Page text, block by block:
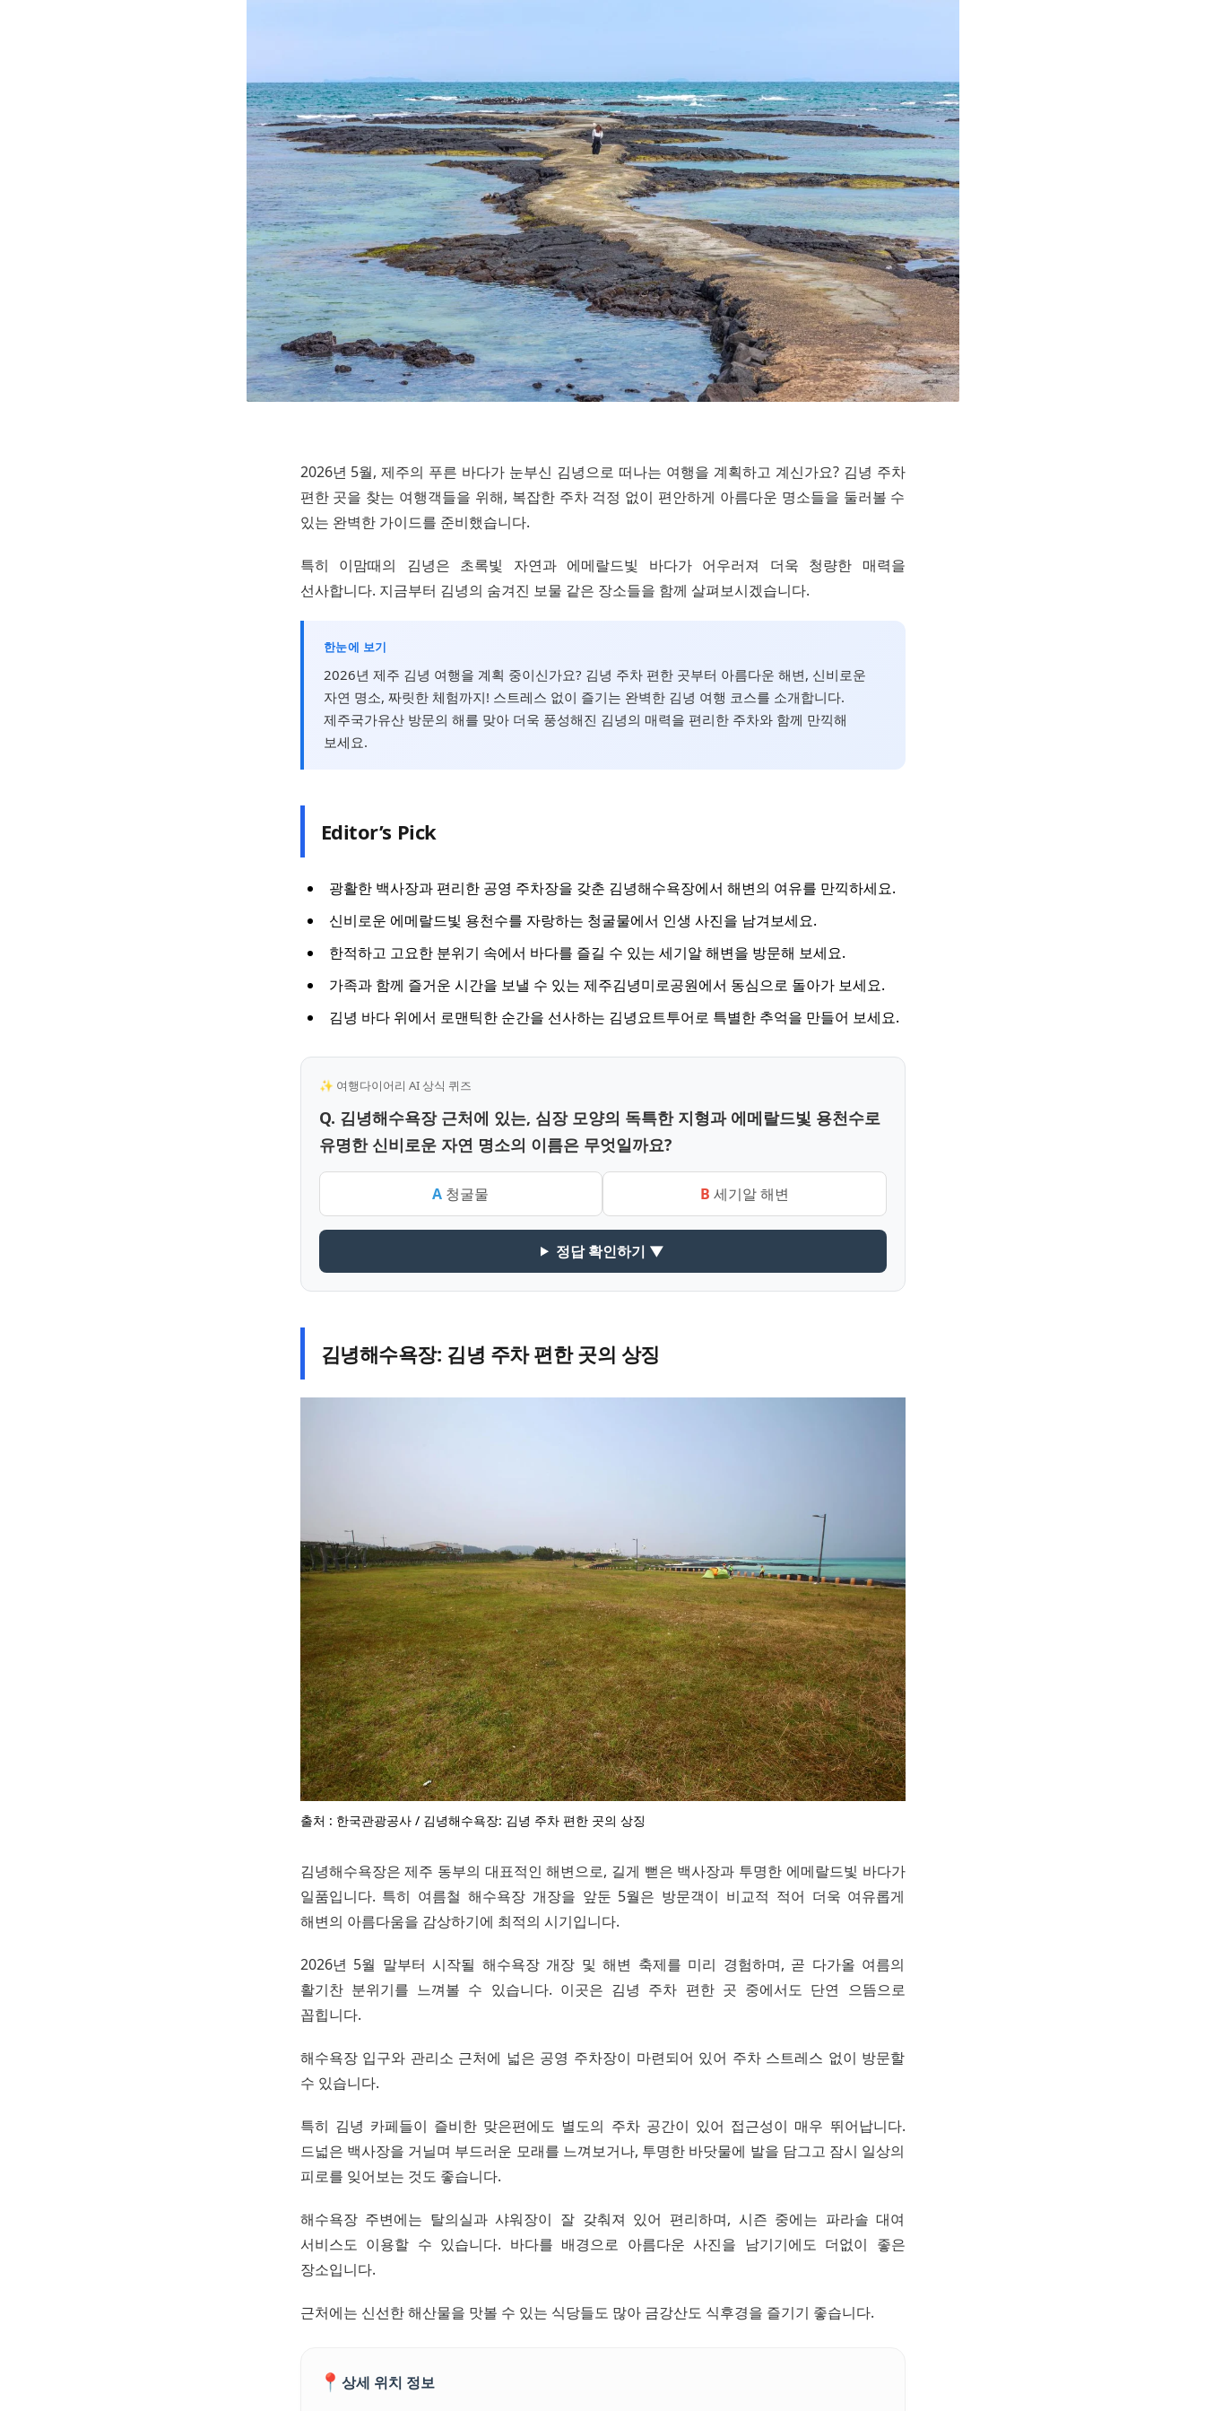
2026년 5월, 제주의 푸른 바다가 눈부신 김녕으로 떠나는 여행을 계획하고 계신가요? 김녕 주차
편한 곳을 찾는 여행객들을 위해, 복잡한 주차 걱정 없이 편안하게 아름다운 명소들을 둘러볼 수
있는 완벽한 가이드를 준비했습니다.
특히 이맘때의 김녕은 초록빛 자연과 에메랄드빛 바다가 어우러져 더욱 청량한 매력을
선사합니다. 지금부터 김녕의 숨겨진 보물 같은 장소들을 함께 살펴보시겠습니다.
한눈에 보기
2026년 제주 김녕 여행을 계획 중이신가요? 김녕 주차 편한 곳부터 아름다운 해변, 신비로운
자연 명소, 짜릿한 체험까지! 스트레스 없이 즐기는 완벽한 김녕 여행 코스를 소개합니다.
제주국가유산 방문의 해를 맞아 더욱 풍성해진 김녕의 매력을 편리한 주차와 함께 만끽해
보세요.
Editor’s Pick
광활한 백사장과 편리한 공영 주차장을 갖춘 김녕해수욕장에서 해변의 여유를 만끽하세요.
신비로운 에메랄드빛 용천수를 자랑하는 청굴물에서 인생 사진을 남겨보세요.
한적하고 고요한 분위기 속에서 바다를 즐길 수 있는 세기알 해변을 방문해 보세요.
가족과 함께 즐거운 시간을 보낼 수 있는 제주김녕미로공원에서 동심으로 돌아가 보세요.
김녕 바다 위에서 로맨틱한 순간을 선사하는 김녕요트투어로 특별한 추억을 만들어 보세요.
✨ 여행다이어리 AI 상식 퀴즈
Q. 김녕해수욕장 근처에 있는, 심장 모양의 독특한 지형과 에메랄드빛 용천수로
유명한 신비로운 자연 명소의 이름은 무엇일까요?
A 청굴물 B 세기알 해변
정답 확인하기 ▼
김녕해수욕장: 김녕 주차 편한 곳의 상징
출처 : 한국관광공사 / 김녕해수욕장: 김녕 주차 편한 곳의 상징
김녕해수욕장은 제주 동부의 대표적인 해변으로, 길게 뻗은 백사장과 투명한 에메랄드빛 바다가
일품입니다. 특히 여름철 해수욕장 개장을 앞둔 5월은 방문객이 비교적 적어 더욱 여유롭게
해변의 아름다움을 감상하기에 최적의 시기입니다.
2026년 5월 말부터 시작될 해수욕장 개장 및 해변 축제를 미리 경험하며, 곧 다가올 여름의
활기찬 분위기를 느껴볼 수 있습니다. 이곳은 김녕 주차 편한 곳 중에서도 단연 으뜸으로
꼽힙니다.
해수욕장 입구와 관리소 근처에 넓은 공영 주차장이 마련되어 있어 주차 스트레스 없이 방문할
수 있습니다.
특히 김녕 카페들이 즐비한 맞은편에도 별도의 주차 공간이 있어 접근성이 매우 뛰어납니다.
드넓은 백사장을 거닐며 부드러운 모래를 느껴보거나, 투명한 바닷물에 발을 담그고 잠시 일상의
피로를 잊어보는 것도 좋습니다.
해수욕장 주변에는 탈의실과 샤워장이 잘 갖춰져 있어 편리하며, 시즌 중에는 파라솔 대여
서비스도 이용할 수 있습니다. 바다를 배경으로 아름다운 사진을 남기기에도 더없이 좋은
장소입니다.
근처에는 신선한 해산물을 맛볼 수 있는 식당들도 많아 금강산도 식후경을 즐기기 좋습니다.
📍 상세 위치 정보